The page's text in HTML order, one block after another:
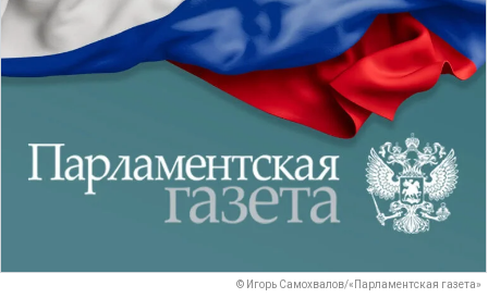
© Игорь Самохвалов/«Парламентская газета»